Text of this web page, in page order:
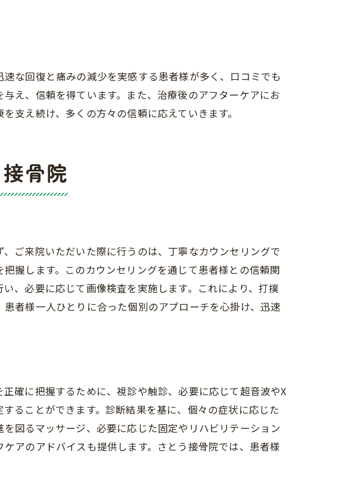
治療
な回復と痛みの減少を実感する患者様が多く、口コミでも
え、信頼を得ています。また、治療後のアフターケアにお
支え続け、多くの方々の信頼に応えていきます。
骨院
ご来院いただいた際に行うのは、丁寧なカウンセリングで
握します。このカウンセリングを通じて患者様との信頼関
、必要に応じて画像検査を実施します。これにより、打撲
者様一人ひとりに合った個別のアプローチを心掛け、迅速
確に把握するために、視診や触診、必要に応じて超音波やX
ることができます。診断結果を基に、個々の症状に応じた
図るマッサージ、必要に応じた固定やリハビリテーション
アのアドバイスも提供します。さとう接骨院では、患者様